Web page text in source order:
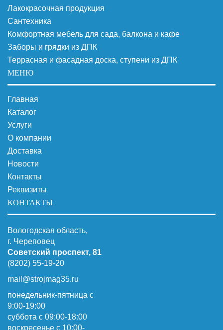
Лакокрасочная продукция
Сантехника
Комфортная мебель для сада, балкона и кафе
Заборы и грядки из ДПК
Террасная и фасадная доска, ступени из ДПК
МЕНЮ
Главная
Каталог
Услуги
О компании
Доставка
Новости
Контакты
Реквизиты
КОНТАКТЫ
Вологодская область,
г. Череповец
Советский проспект, 81
(8202) 55-19-20
mail@strojmag35.ru
понедельник-пятница с
9:00-19:00
суббота c 09:00-18:00
воскресенье с 10:00-